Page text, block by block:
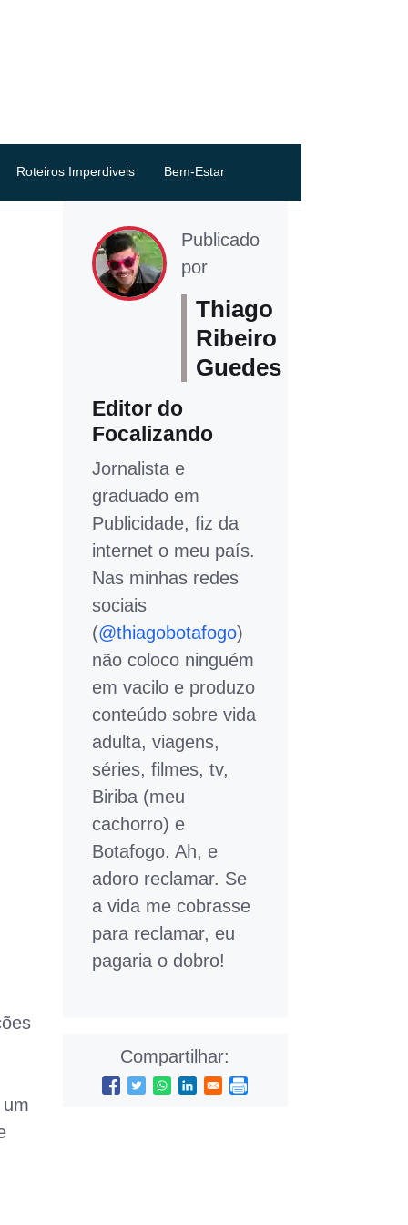
Roteiros Imperdiveis Bem-Estar
Publicado
por
Thiago
Ribeiro
Guedes
Editor do
Focalizando
Jornalista e
graduado em
Publicidade, fiz da
internet o meu país.
Nas minhas redes
sociais
(@thiagobotafogo)
não coloco ninguém
em vacilo e produzo
conteúdo sobre vida
adulta, viagens,
séries, filmes, tv,
Biriba (meu
cachorro) e
Botafogo. Ah, e
adoro reclamar. Se
a vida me cobrasse
para reclamar, eu
pagaria o dobro!
Compartilhar: